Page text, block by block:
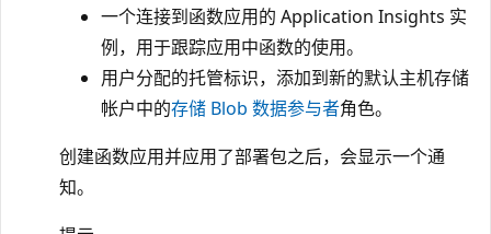
一个连接到函数应用的 Application Insights 实
例，用于跟踪应用中函数的使用。
用户分配的托管标识，添加到新的默认主机存储
帐户中的存储 Blob 数据参与者角色。
创建函数应用并应用了部署包之后，会显示一个通
知。